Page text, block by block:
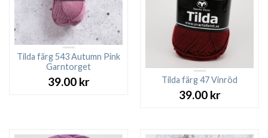
Tilda färg 543 Autumn Pink
Garntorget
39.00 kr Tilda färg 47 Vinröd
39.00 kr